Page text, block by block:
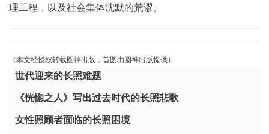
理工程，以及社会集体沈默的荒谬。
｛本文经授权转载圆神出版，首图由圆神出版提供｝
世代迎来的长照难题
《恍惚之人》写出过去时代的长照悲歌
女性照顾者面临的长照困境